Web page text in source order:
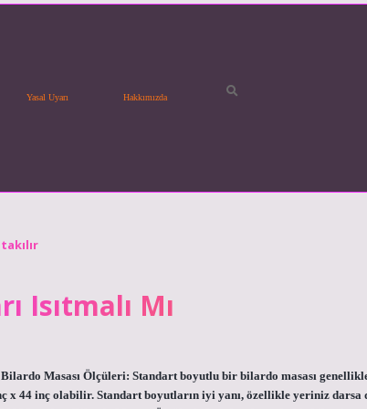
Yasal Uyarı Hakkımızda
Isıtmalı Mı
Masası Ölçüleri: Standart boyutlu bir bilardo masası
x 44 inç olabilir. Standart boyutların iyi yanı, özellikle yeriniz darsa